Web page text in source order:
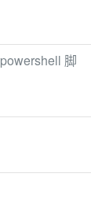
脚